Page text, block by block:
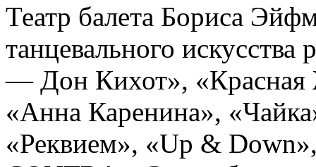
Театр балета Бориса
танцевального
— Дон Кихот», «Красная
«Анна Каренина»,
«Реквием», «Up &